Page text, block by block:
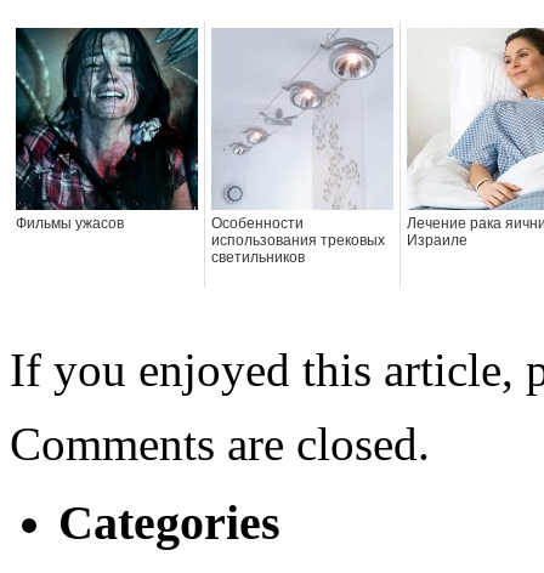
Фильмы ужасов
Особенности
использования трековых
светильников
Лечение рака
Израиле
If you enjoyed this article,
Comments are closed.
Categories